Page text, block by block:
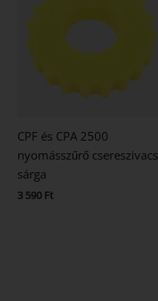
CPF és CPA 2500
nyomásszűrő csereszivacs
sárga
3 590 Ft